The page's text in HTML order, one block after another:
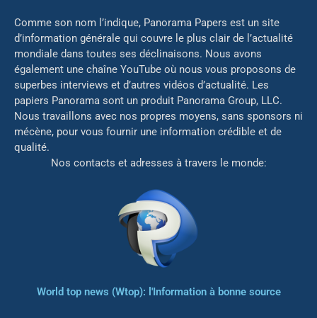
Comme son nom l’indique, Panorama Papers est un site
d’information générale qui couvre le plus clair de l’actualité
mondiale dans toutes ses déclinaisons. Nous avons
également une chaîne YouTube où nous vous proposons de
superbes interviews et d’autres vidéos d’actualité. Les
papiers Panorama sont un produit Panorama Group, LLC.
Nous travaillons avec nos propres moyens, sans sponsors ni
mécène, pour vous fournir une information crédible et de
qualité.
Nos contacts et adresses à travers le monde:
World top news (Wtop): l'Information à bonne source